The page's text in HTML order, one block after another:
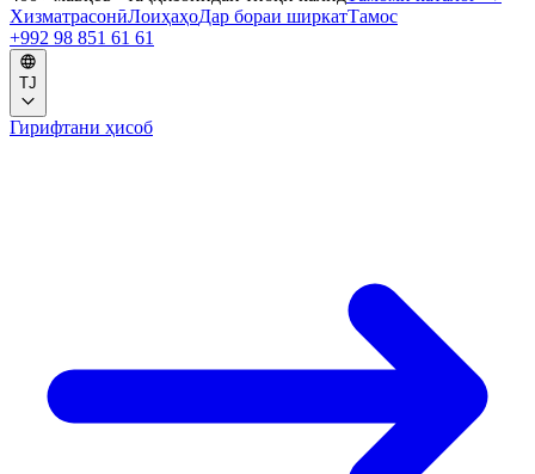
ХизматрасонӣЛоиҳаҳоДар бораи ширкатТамос
+992 98 851 61 61
TJ
Гирифтани ҳисоб